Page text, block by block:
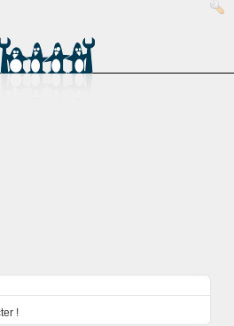
!